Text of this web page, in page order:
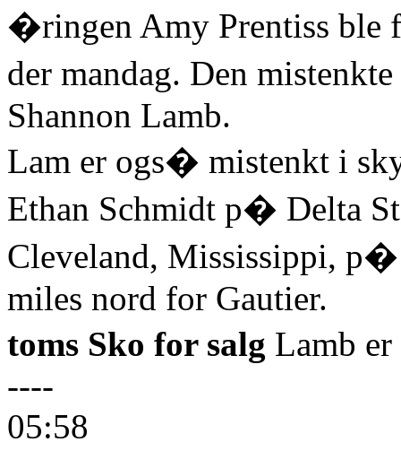
�ringen Amy Prentiss ble
der mandag. Den
Shannon Lamb.
Lam er ogs� mistenkt i
Ethan Schmidt p� Delta
Cleveland, Mississippi, p�
miles nord for Gautier.
toms Sko for salg Lamb
----
05:58